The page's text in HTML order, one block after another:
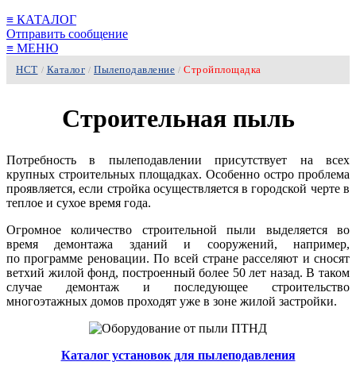
≡ КАТАЛОГ
Отправить сообщение
≡ МЕНЮ
НСТ / Каталог / Пылеподавление / Стройплощадка
Строительная пыль
Потребность в пылеподавлении присутствует на всех
крупных строительных площадках. Особенно остро проблема
проявляется, если стройка осуществляется в городской черте в
теплое и сухое время года.
Огромное количество строительной пыли выделяется во
время демонтажа зданий и сооружений, например,
по программе реновации. По всей стране расселяют и сносят
ветхий жилой фонд, построенный более 50 лет назад. В таком
случае демонтаж и последующее строительство
многоэтажных домов проходят уже в зоне жилой застройки.
Каталог установок для пылеподавления